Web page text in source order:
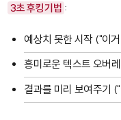
3초 후킹 기법 :
예상치 못한 시작 ("이
흥미로운 텍스트 오버
결과를 미리 보여주기